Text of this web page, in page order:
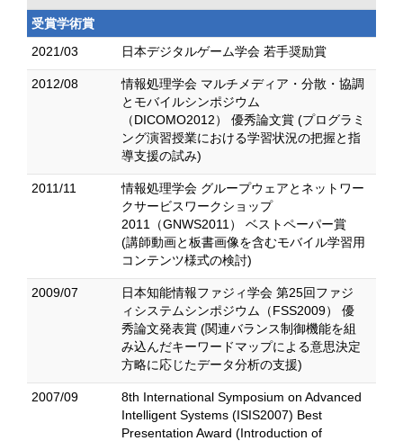
受賞学術賞
2021/03
日本デジタルゲーム学会 若手奨励賞
2012/08
情報処理学会 マルチメディア・分散・協調
とモバイルシンポジウム
（DICOMO2012） 優秀論文賞 (プログラミ
ング演習授業における学習状況の把握と指
導支援の試み)
2011/11
情報処理学会 グループウェアとネットワー
クサービスワークショップ
2011（GNWS2011） ベストペーパー賞
(講師動画と板書画像を含むモバイル学習用
コンテンツ様式の検討)
2009/07
日本知能情報ファジィ学会 第25回ファジ
ィシステムシンポジウム（FSS2009） 優
秀論文発表賞 (関連バランス制御機能を組
み込んだキーワードマップによる意思決定
方略に応じたデータ分析の支援)
2007/09
8th International Symposium on Advanced
Intelligent Systems (ISIS2007) Best
Presentation Award (Introduction of